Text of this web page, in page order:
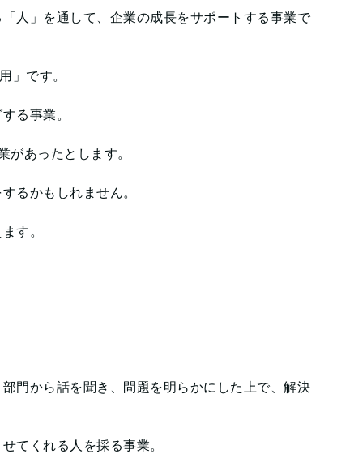
人」を通して、企業の成長をサポートする事業で
」です。
る事業。
あったとします。
るかもしれません。
す。
門から話を聞き、問題を明らかにした上で、解決
てくれる人を採る事業。